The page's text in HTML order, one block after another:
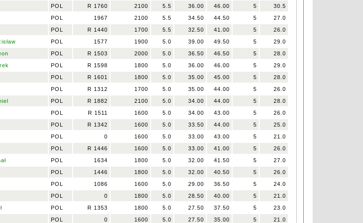
POL R 1760 2100 5.5 36.00 46.00 5
30.5
POL 1967 2100 5.5 34.50 44.50 5
27.0
POL R 1440 1700 5.5 32.50 41.00 5
26.0
POL 1577 1900 5.0 39.00 49.50 5
29.0
POL R 1503 2000 5.0 36.50 46.50 5
28.0
POL R 1598 1800 5.0 36.00 46.00 5
29.0
POL R 1601 1800 5.0 35.00 45.00 5
28.0
POL R 1312 1700 5.0 35.00 44.00 5
26.0
POL R 1882 2100 5.0 34.00 44.00 5
28.0
POL R 1511 1600 5.0 34.00 43.00 5
26.0
POL R 1342 1600 5.0 33.50 44.00 5
25.0
POL 0 1600 5.0 33.00 43.00 5
21.0
POL R 1446 1600 5.0 33.00 41.00 5
26.0
POL 1634 1800 5.0 32.00 41.50 5
27.0
POL 1446 1800 5.0 32.00 40.50 5
26.0
POL 1086 1600 5.0 29.00 36.50 5
24.0
POL 0 1800 5.0 28.50 40.00 5
21.0
POL R 1353 1800 5.0 27.50 37.50 5
23.0
POL 0 1600 5.0 27.50 35.00 5
21.0